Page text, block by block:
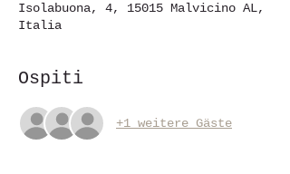
Isolabuona, 4, 15015 Malvicino AL,
Italia
Ospiti
+1 weitere Gäste